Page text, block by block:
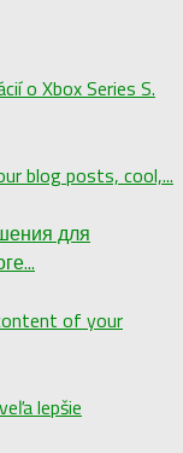
o Xbox Series S.
blog posts, cool,...
для
of your
lepšie